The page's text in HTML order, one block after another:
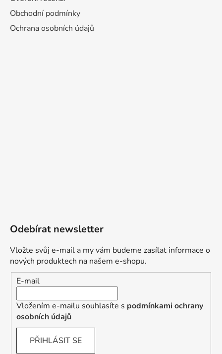
Obchodní podmínky
Ochrana osobních údajů
Odebírat newsletter
Vložte svůj e-mail a my vám budeme zasílat informace o
nových produktech na našem e-shopu.
E-mail
Vložením e-mailu souhlasíte s podmínkami ochrany
osobních údajů
PŘIHLÁSIT SE